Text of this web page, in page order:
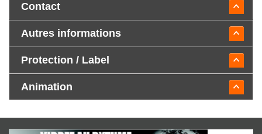
Contact
Autres informations
Protection / Label
Animation